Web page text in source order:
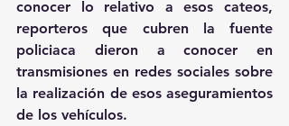
conocer lo relativo a esos cateos,
reporteros que cubren la fuente
policiaca dieron a conocer en
transmisiones en redes sociales sobre
la realización de esos aseguramientos
de los vehículos.